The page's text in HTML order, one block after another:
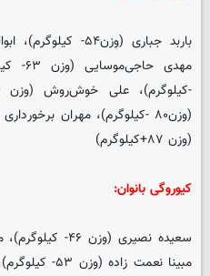
(وزن ۸۷+کیلوگرم)
کیوروگی بانوان: